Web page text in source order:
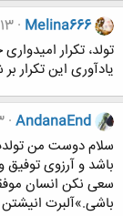
Melina666
تولد، تکرار
یادآوری این تکرار
AndanaEnd
سلام دوست من
باشد و آرزوی توفیق
سعی نکن انسان
باشی.»آلبرت انیشتن